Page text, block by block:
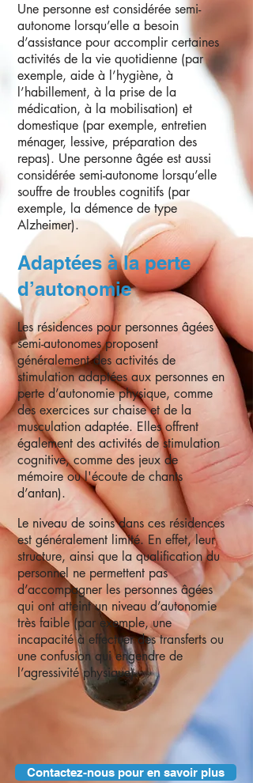
Une personne est considérée semi-
autonome lorsqu’elle a besoin
d’assistance pour accomplir certaines
activités de la vie quotidienne (par
exemple, aide à l’hygiène, à
l’habillement, à la prise de la
médication, à la mobilisation) et
domestique (par exemple, entretien
ménager, lessive, préparation des
repas). Une personne âgée est aussi
considérée semi-autonome lorsqu’elle
souffre de troubles cognitifs (par
exemple, la démence de type
Alzheimer).
Adaptées à la perte
d’autonomie
Les résidences pour personnes âgées
semi-autonomes proposent
généralement des activités de
stimulation adaptées aux personnes en
perte d’autonomie physique, comme
des exercices sur chaise et de la
musculation adaptée. Elles offrent
également des activités de stimulation
cognitive, comme des jeux de
mémoire ou l'écoute de chants
d’antan).
Le niveau de soins dans ces résidences
est généralement limité. En effet, leur
structure, ainsi que la qualification du
personnel ne permettent pas
d’accompagner les personnes âgées
qui ont atteint un niveau d’autonomie
très faible (par exemple, une
incapacité à effectuer des transferts ou
une confusion qui engendre de
l’agressivité physique).
Contactez-nous pour en savoir plus